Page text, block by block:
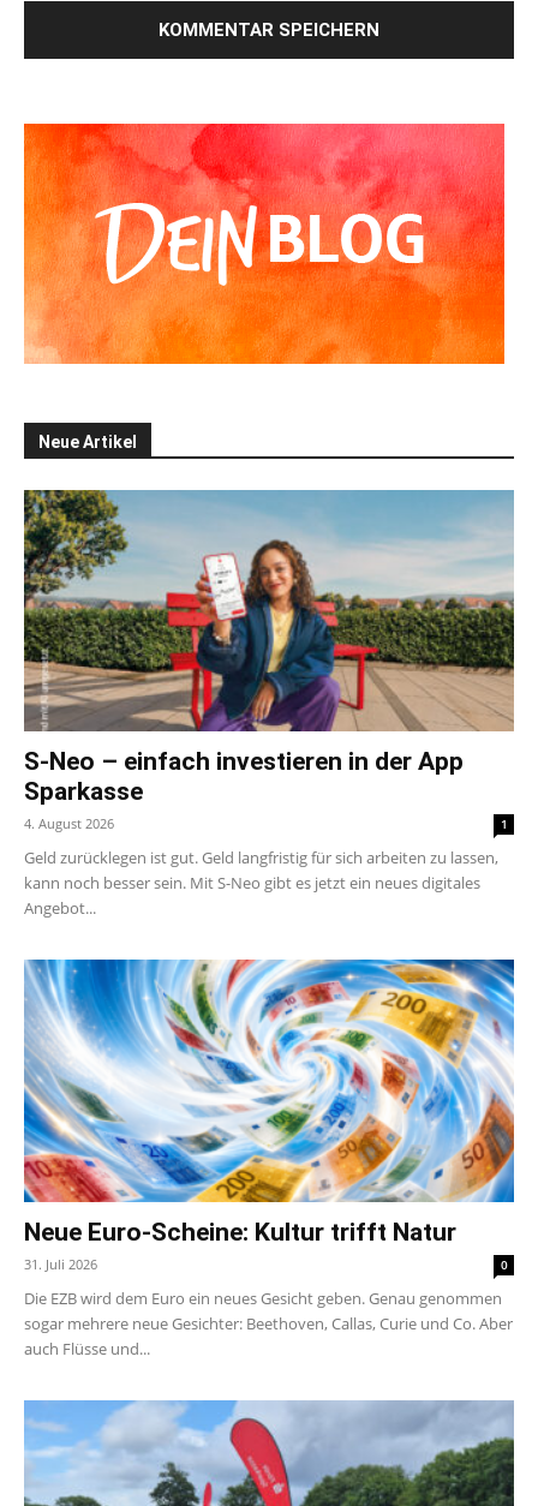
Neue Artikel
S-Neo – einfach investieren in der App
Sparkasse
4. August 2026 1
Geld zurücklegen ist gut. Geld langfristig für sich arbeiten zu lassen,
kann noch besser sein. Mit S-Neo gibt es jetzt ein neues digitales
Angebot...
Neue Euro-Scheine: Kultur trifft Natur
31. Juli 2026 0
Die EZB wird dem Euro ein neues Gesicht geben. Genau genommen
sogar mehrere neue Gesichter: Beethoven, Callas, Curie und Co. Aber
auch Flüsse und...